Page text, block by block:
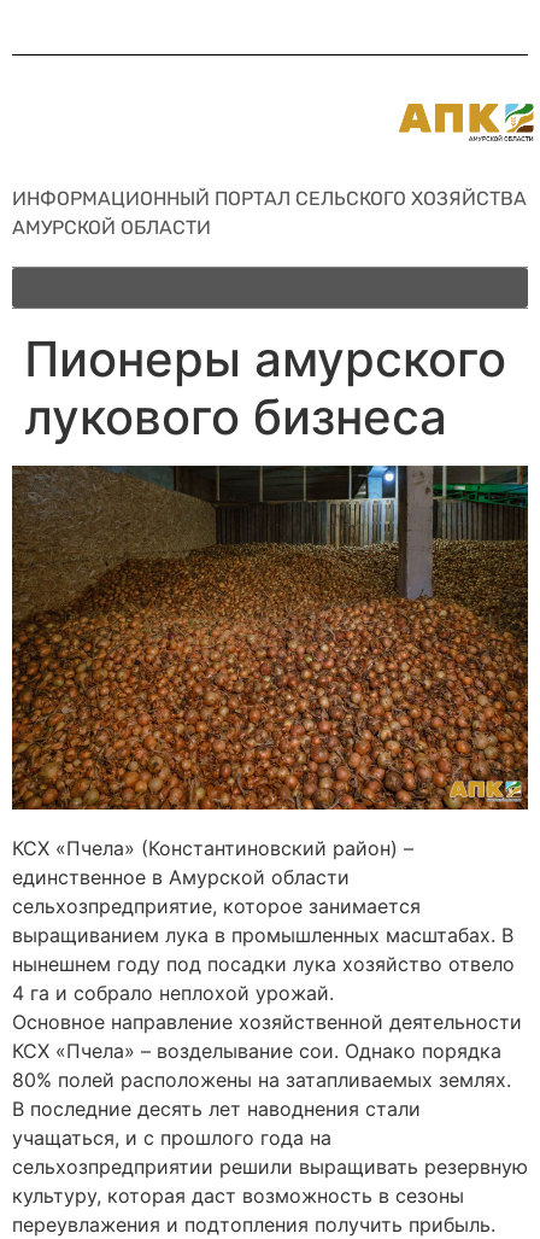
ИНФОРМАЦИОННЫЙ ПОРТАЛ СЕЛЬСКОГО ХОЗЯЙСТВА
АМУРСКОЙ ОБЛАСТИ
Пионеры амурского
лукового бизнеса
КСХ «Пчела» (Константиновский район) –
единственное в Амурской области
сельхозпредприятие, которое занимается
выращиванием лука в промышленных масштабах. В
нынешнем году под посадки лука хозяйство отвело
4 га и собрало неплохой урожай.
Основное направление хозяйственной деятельности
КСХ «Пчела» – возделывание сои. Однако порядка
80% полей расположены на затапливаемых землях.
В последние десять лет наводнения стали
учащаться, и с прошлого года на
сельхозпредприятии решили выращивать резервную
культуру, которая даст возможность в сезоны
переувлажения и подтопления получить прибыль.